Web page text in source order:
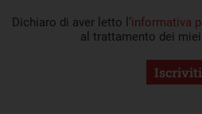
Dichiaro di aver letto l’informativa
al trattamento dei
Iscriviti